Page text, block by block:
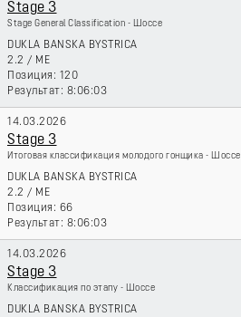
Stage 3
Stage General Classification - Шоссе
DUKLA BANSKA BYSTRICA
2.2 / ME
120
8:06:03
14.03.2026
Stage 3
Итоговая классификация молодого гонщика - Шоссе
DUKLA BANSKA BYSTRICA
2.2 / ME
66
8:06:03
14.03.2026
Stage 3
Классификация по этапу - Шоссе
DUKLA BANSKA BYSTRICA